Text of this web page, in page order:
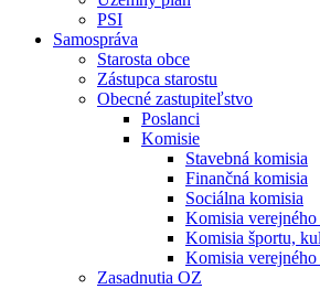
PSI
Samospráva
Starosta obce
Zástupca starostu
Obecné zastupiteľstvo
Poslanci
Komisie
Stavebná komisia
Finančná komisia
Sociálna komisia
Komisia
Komisia športu,
Komisia verejného
Zasadnutia OZ